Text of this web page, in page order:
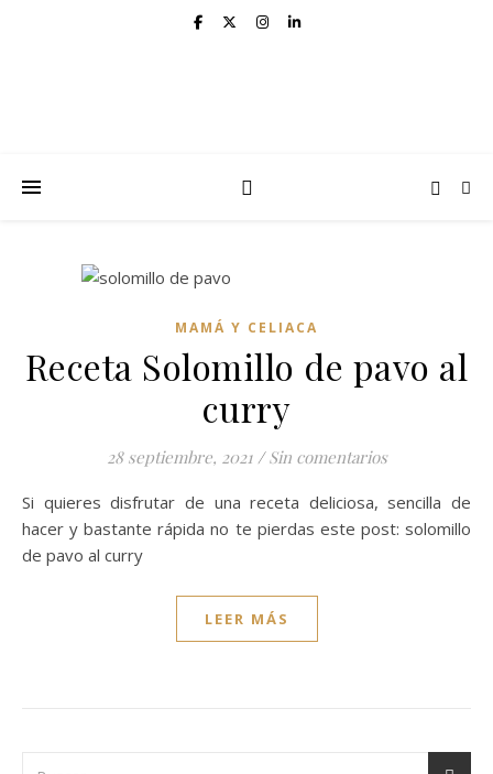
MAMÁ Y CELIACA
Receta Solomillo de pavo al
curry
28 septiembre, 2021 / Sin comentarios
Si quieres disfrutar de una receta deliciosa, sencilla de
hacer y bastante rápida no te pierdas este post: solomillo
de pavo al curry
LEER MÁS